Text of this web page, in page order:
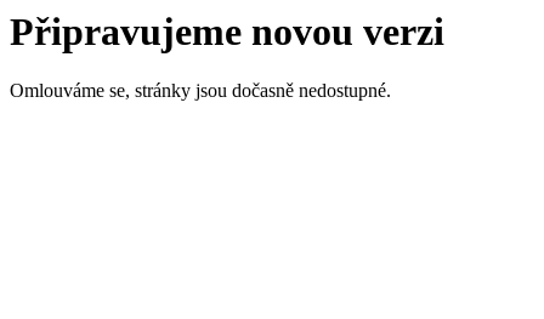
Připravujeme novou verzi
Omlouváme se, stránky jsou dočasně nedostupné.